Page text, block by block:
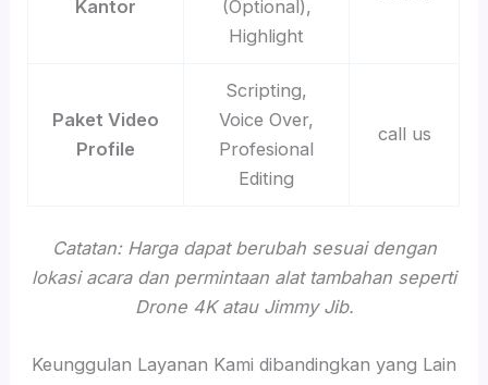
Kantor
(Optional),
Highlight
Paket Video
Profile
Scripting,
Voice Over,
Profesional
Editing
call us
Catatan: Harga dapat berubah sesuai dengan
lokasi acara dan permintaan alat tambahan seperti
Drone 4K atau Jimmy Jib.
Keunggulan Layanan Kami dibandingkan yang Lain